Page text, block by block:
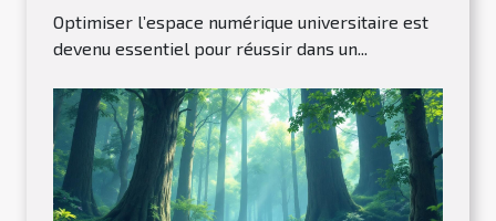
Optimiser l’espace numérique universitaire est
devenu essentiel pour réussir dans un...